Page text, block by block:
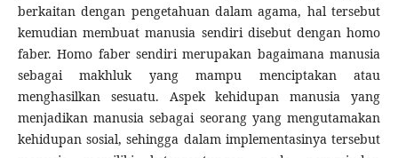
berkaitan dengan pengetahuan dalam agama, hal tersebut
kemudian membuat manusia sendiri disebut dengan homo
faber. Homo faber sendiri merupakan bagaimana manusia
sebagai makhluk yang mampu menciptakan atau
menghasilkan sesuatu. Aspek kehidupan manusia yang
menjadikan manusia sebagai seorang yang mengutamakan
kehidupan sosial, sehingga dalam implementasinya tersebut